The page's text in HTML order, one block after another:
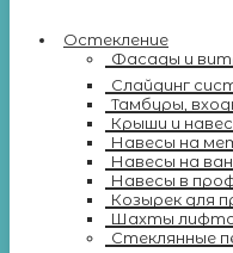
Остекление
Фасады и
Слайдинг
Тамбуры,
Крыши и
Навесы на
Навесы на
Навесы в
Козырек для
Шахты
Стеклянные